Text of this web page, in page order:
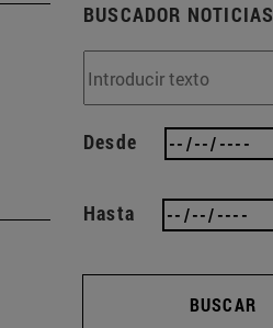
BUSCADOR NOTICIAS
Desde
Hasta
BUSCAR